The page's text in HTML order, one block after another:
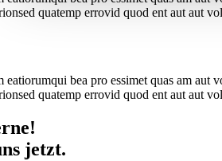
quatemp errovid quod ent aut aut
bea pro essimet quas am aut
quatemp errovid quod ent aut aut
jetzt.